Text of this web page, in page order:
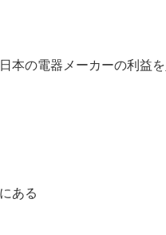
本の電器メーカーの利益
ある